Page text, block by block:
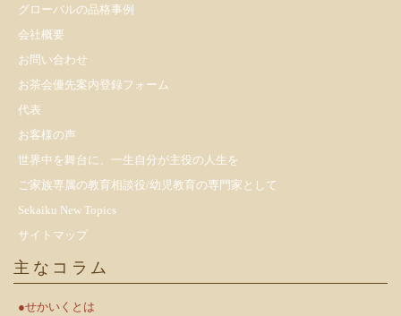
​グローバルの品格事例
会社概要
お問い合わせ
お茶会優先案内登録フォーム
代表
お客様の声
世界中を舞台に、一生自分が主役の人生を
ご家族専属の教育相談役/幼児教育の専門家として
Sekaiku New Topics
サイトマップ
主なコラム
●せかいくとは